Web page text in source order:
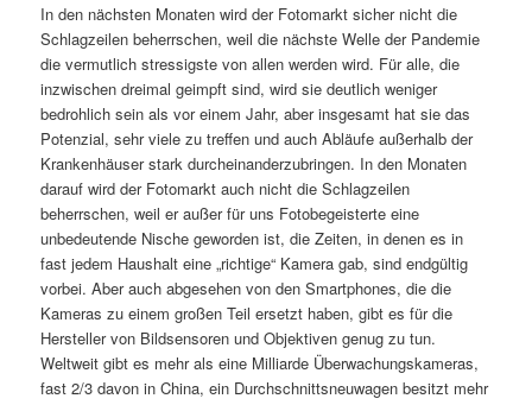
In den nächsten Monaten wird der Fotomarkt sicher nicht die
Schlagzeilen beherrschen, weil die nächste Welle der Pandemie
die vermutlich stressigste von allen werden wird. Für alle, die
inzwischen dreimal geimpft sind, wird sie deutlich weniger
bedrohlich sein als vor einem Jahr, aber insgesamt hat sie das
Potenzial, sehr viele zu treffen und auch Abläufe außerhalb der
Krankenhäuser stark durcheinanderzubringen. In den Monaten
darauf wird der Fotomarkt auch nicht die Schlagzeilen
beherrschen, weil er außer für uns Fotobegeisterte eine
unbedeutende Nische geworden ist, die Zeiten, in denen es in
fast jedem Haushalt eine „richtige“ Kamera gab, sind endgültig
vorbei. Aber auch abgesehen von den Smartphones, die die
Kameras zu einem großen Teil ersetzt haben, gibt es für die
Hersteller von Bildsensoren und Objektiven genug zu tun.
Weltweit gibt es mehr als eine Milliarde Überwachungskameras,
fast 2/3 davon in China, ein Durchschnittsneuwagen besitzt mehr